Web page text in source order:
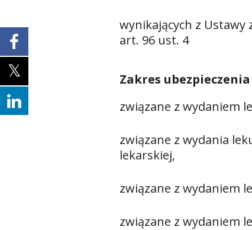
wynikających z Ustawy
art. 96 ust. 4
Zakres
związane z wydaniem
związane z wydania
lekarskiej,
związane z wydaniem
związane z wydaniem